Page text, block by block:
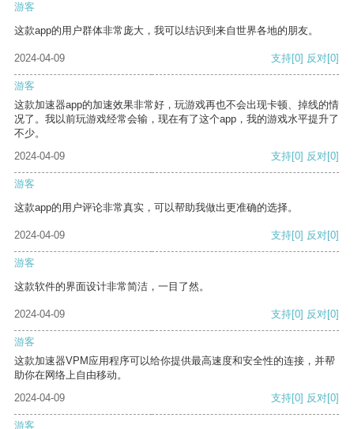
游客
这款app的用户群体非常庞大，我可以结识到来自世界各地的朋友。
2024-04-09 支持[0] 反对[0]
游客
这款加速器app的加速效果非常好，玩游戏再也不会出现卡顿、掉线的情
况了。我以前玩游戏经常会输，现在有了这个app，我的游戏水平提升了
不少。
2024-04-09
支持[0] 反对[0]
游客
这款app的用户评论非常真实，可以帮助我做出更准确的选择。
2024-04-09 支持[0] 反对[0]
游客
这款软件的界面设计非常简洁，一目了然。
2024-04-09 支持[0] 反对[0]
游客
这款加速器VPM应用程序可以给你提供最高速度和安全性的连接，并帮
助你在网络上自由移动。
2024-04-09
支持[0] 反对[0]
游客